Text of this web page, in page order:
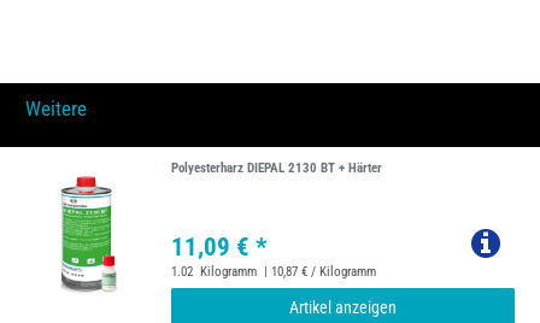
Weitere
Polyesterharz DIEPAL 2130 BT + Härter
11,09 € *
1.02 Kilogramm | 10,87 € / Kilogramm
Artikel anzeigen